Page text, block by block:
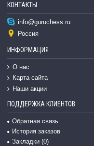
КОНТАКТЫ
info@guruchess.ru
Россия
ИНФОРМАЦИЯ
О нас
Карта сайта
Наши акции
ПОДДЕРЖКА КЛИЕНТОВ
Обратная связь
История заказов
Закладки (0)